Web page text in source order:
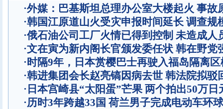
·外媒：巴基斯坦总理办公室大楼起火 事故
·韩国江原道山火受灾申报时间延长 调查规
·俄石油公司工厂火情已得到控制 未造成人
·文在寅为新内阁长官颁发委任状 韩在野党
·时隔9年，日本赏樱巴士再驶入福岛隔离
·韩进集团会长赵亮镐因病去世 韩法院拟驳
· 日本宫崎县“太阳蛋”芒果 两个拍出50万日
·历时3年跨越33国 荷兰男子完成电动车环